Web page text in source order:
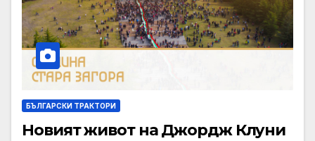
БЪЛГАРСКИ ТРАКТОРИ
Новият живот на Джордж Клуни